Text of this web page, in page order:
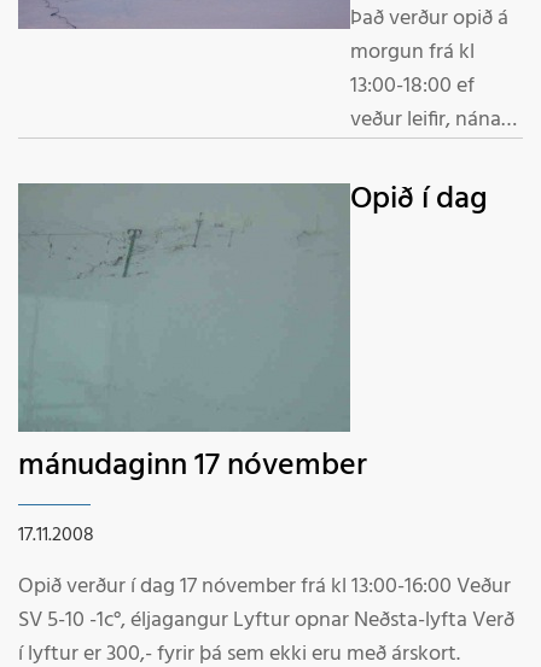
Það verður opið á
morgun frá kl
13:00-18:00 ef
veður leifir, nánari
á netinu og í
upplýsingasíma
gilda í lyftur.
þið fengið lánaðan
frítt. Starfsmenn
Opið í dag
mánudaginn 17 nóvember
17.11.2008
Opið verður í dag 17 nóvember frá kl 13:00-16:00 Veður
SV 5-10 -1c°, éljagangur Lyftur opnar Neðsta-lyfta Verð
í lyftur er 300,- fyrir þá sem ekki eru með árskort.